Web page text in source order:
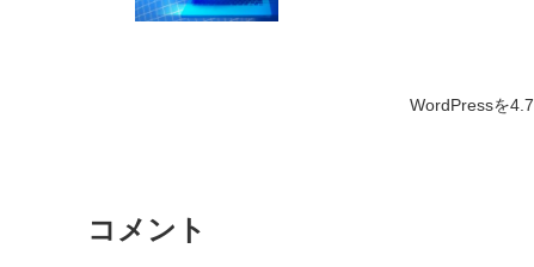
WordPressを
コメント